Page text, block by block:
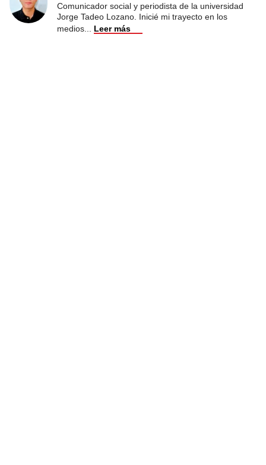
Comunicador social y periodista de la universidad
Jorge Tadeo Lozano. Inicié mi trayecto en los
medios
Leer más